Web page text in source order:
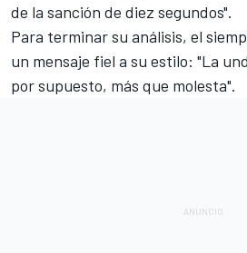
de la sanción de diez segundos".
Para terminar su análisis, el
un mensaje fiel a su estilo: "La
por supuesto, más que molesta".